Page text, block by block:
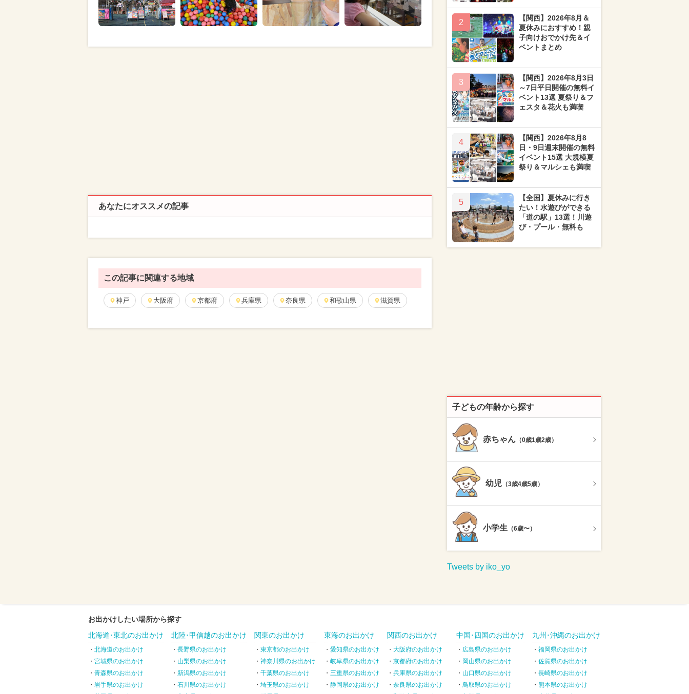
あなたにオススメの記事
この記事に関連する地域
神戸 大阪府 京都府 兵庫県 奈良県 和歌山県 滋賀県
2
【関西】2026年8月＆
夏休みにおすすめ！親
子向けおでかけ先＆イ
ベントまとめ
3
【関西】2026年8月3日
～7日平日開催の無料イ
ベント13選 夏祭り＆フ
ェスタ＆花火も満喫
4
【関西】2026年8月8
日・9日週末開催の無料
イベント15選 大規模夏
祭り＆マルシェも満喫
5
【全国】夏休みに行き
たい！水遊びができる
「道の駅」13選！川遊
び・プール・無料も
子どもの年齢から探す
赤ちゃん （0歳1歳2歳）
幼児 （3歳4歳5歳）
小学生 （6歳〜）
Tweets by iko_yo
お出かけしたい場所から探す
北海道･東北のお出かけ
北海道のお出かけ
宮城県のお出かけ
青森県のお出かけ
岩手県のお出かけ
北陸･甲信越のお出かけ
長野県のお出かけ
山梨県のお出かけ
新潟県のお出かけ
石川県のお出かけ
関東のお出かけ
東京都のお出かけ
神奈川県のお出かけ
千葉県のお出かけ
埼玉県のお出かけ
東海のお出かけ
愛知県のお出かけ
岐阜県のお出かけ
三重県のお出かけ
静岡県のお出かけ
関西のお出かけ
大阪府のお出かけ
京都府のお出かけ
兵庫県のお出かけ
奈良県のお出かけ
中国･四国のお出かけ
広島県のお出かけ
岡山県のお出かけ
山口県のお出かけ
鳥取県のお出かけ
九州･沖縄のお出かけ
福岡県のお出かけ
佐賀県のお出かけ
長崎県のお出かけ
熊本県のお出かけ